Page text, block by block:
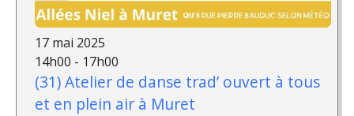
17 mai 2025
14h00 - 17h00
(31) Atelier de danse trad’ ouvert à tous
et en plein air à Muret